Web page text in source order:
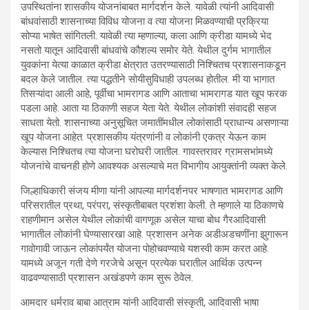
उपस्थितांना शासकीय योजनांबाबत मार्गदर्शन केले. यावेळी त्यांनी आदिवासी
बांधवांसाठी शासनाच्या विविध योजना व त्या योजना मिळवण्याची प्रक्रिया
सोप्या भाषेत सांगितली. यावेळी त्या म्हणाल्या, कला आणि क्रीडा यामध्ये भेद
नसतो यातून आदिवासी बांधवांचे कौशल्य समोर येते. येथील दुर्गम भागातील
युवकांना येत्या काळात क्रीडा क्षेत्रात उतरण्यासाठी निश्चितच प्रशासनाकडून
बदल केले जातील. त्या पद्धतीने सोयीसुविधाही उपलब्ध होतील. मी या भागात
तिसऱ्यांदा आली आहे, पूर्वीचा भामरागड आणि आताचा भामरागड यात खूप फरक
पडला आहे. आता या ठिकाणी सहज येता येते. येथील लोकांशी संवादही सहज
साधता येतो. शासनाच्या अनुसूचित जमातींमधील लोकांसाठी प्राधान्य असणाऱ्या
खूप योजना आहेत. प्रशासकीय यंत्रणांनी व लोकांनी एकत्र येऊन काम
केल्यास निश्चितच त्या योजना घरोघरी जातील. गावस्तरावर ग्रामसभांमध्ये
योजनांचे वाचनही होणे आवश्यक असल्याचे मत विभागीय आयुक्तांनी व्यक्त केले.
जिल्हाधिकारी संजय मीणा यांनी आपल्या मार्गदर्शनपर भाषणात भामरागड आणि
परिसरातील प्रथा, परंपरा, संस्कृतीबाबत प्रशंशा केली. ते म्हणाले या ठिकाणचे
राहणीमान असेल येथील लोकांची वागणूक असेल याचा बोध गैरआदिवासी
भागातील लोकांनी घेण्यासारखा आहे. प्रशासन अनेक अडीअडचणींना झुगारून
गावोगावी जाऊन लोकांपर्यंत योजना पोहोचवण्याचे यशस्वी काम करत आहे.
यामध्ये अजून गती देणे गरजेचे असून प्रत्येक घरातील आर्थिक उत्पन्न
वाढवण्यासाठी प्रशासन अखंडपणे काम सुरू ठेवेल.
आमदार धर्मराव बाबा आत्राम यांनी आदिवासी संस्कृती, आदिवासी भाषा